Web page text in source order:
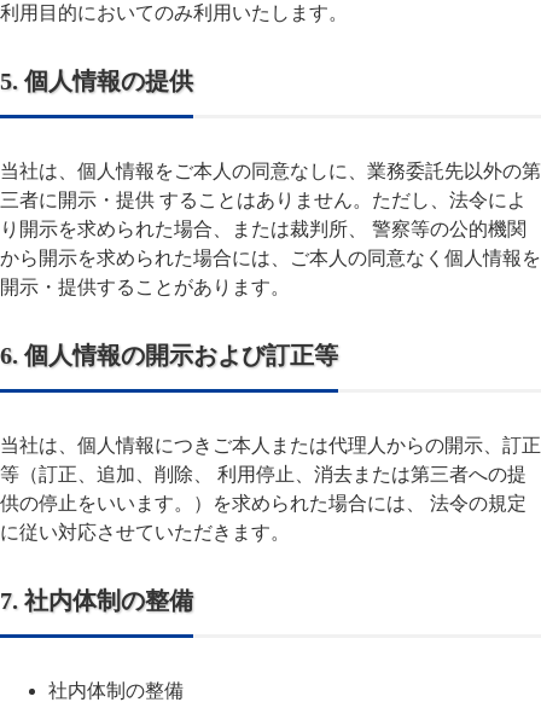
利用目的においてのみ利用いたします。
5. 個人情報の提供
当社は、個人情報をご本人の同意なしに、業務委託先以外の第
三者に開示・提供 することはありません。ただし、法令によ
り開示を求められた場合、または裁判所、 警察等の公的機関
から開示を求められた場合には、ご本人の同意なく個人情報を
開示・提供することがあります。
6. 個人情報の開示および訂正等
当社は、個人情報につきご本人または代理人からの開示、訂正
等（訂正、追加、削除、 利用停止、消去または第三者への提
供の停止をいいます。）を求められた場合には、 法令の規定
に従い対応させていただきます。
7. 社内体制の整備
社内体制の整備